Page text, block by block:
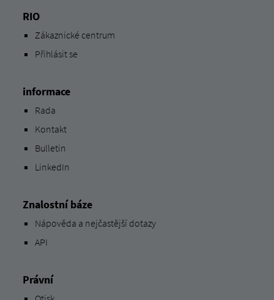
RIO
Zákaznické centrum
Přihlásit se
informace
Rada
Kontakt
Bulletin
LinkedIn
Znalostní báze
Nápověda a nejčastější dotazy
API
Právní